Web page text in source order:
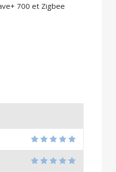
700 et Zigbee